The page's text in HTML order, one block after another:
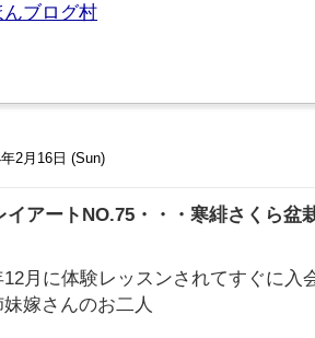
んブログ村
2月16日 (Sun)
イアートNO.75・・・寒緋さくら盆
12月に体験レッスンされてすぐに入
嫁さんのお二人